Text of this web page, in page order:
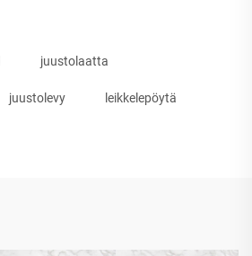
juustolaatta
juustolevy leikkelepöytä